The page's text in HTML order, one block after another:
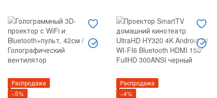
Распродажа
−5%
Распродажа
−4%